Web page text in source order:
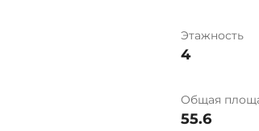
Этажность
4
Общая
55.6